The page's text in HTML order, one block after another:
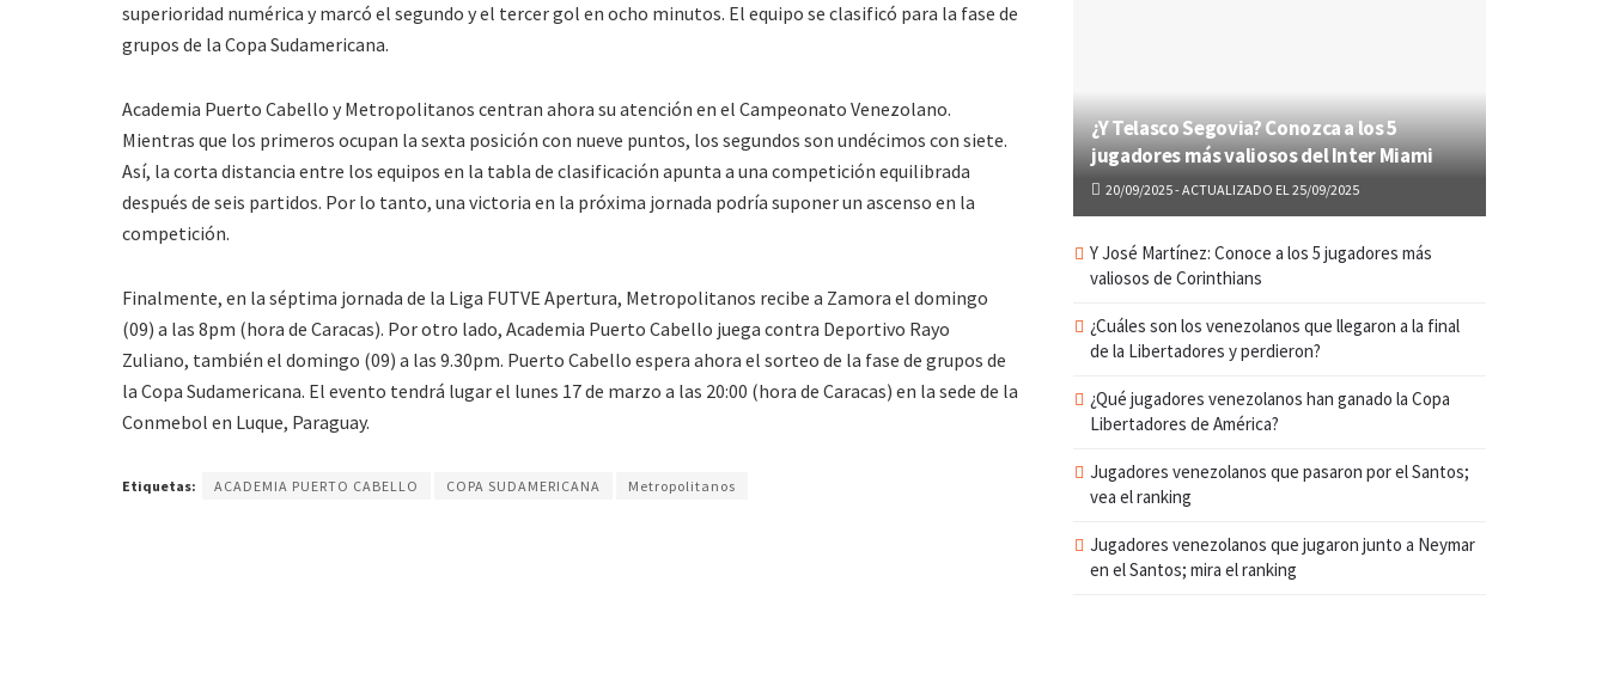
superioridad numérica y marcó el segundo y el tercer gol en ocho minutos. El equipo se clasificó para la fase de
grupos de la Copa Sudamericana.
Academia Puerto Cabello y Metropolitanos centran ahora su atención en el Campeonato Venezolano.
Mientras que los primeros ocupan la sexta posición con nueve puntos, los segundos son undécimos con siete.
Así, la corta distancia entre los equipos en la tabla de clasificación apunta a una competición equilibrada
después de seis partidos. Por lo tanto, una victoria en la próxima jornada podría suponer un ascenso en la
competición.
Finalmente, en la séptima jornada de la Liga FUTVE Apertura, Metropolitanos recibe a Zamora el domingo
(09) a las 8pm (hora de Caracas). Por otro lado, Academia Puerto Cabello juega contra Deportivo Rayo
Zuliano, también el domingo (09) a las 9.30pm. Puerto Cabello espera ahora el sorteo de la fase de grupos de
la Copa Sudamericana. El evento tendrá lugar el lunes 17 de marzo a las 20:00 (hora de Caracas) en la sede de la
Conmebol en Luque, Paraguay.
Etiquetas: ACADEMIA PUERTO CABELLO COPA SUDAMERICANA Metropolitanos
¿Y Telasco Segovia? Conozca a los 5
jugadores más valiosos del Inter Miami
20/09/2025 - ACTUALIZADO EL 25/09/2025
Y José Martínez: Conoce a los 5 jugadores más
valiosos de Corinthians
¿Cuáles son los venezolanos que llegaron a la final
de la Libertadores y perdieron?
¿Qué jugadores venezolanos han ganado la Copa
Libertadores de América?
Jugadores venezolanos que pasaron por el Santos;
vea el ranking
Jugadores venezolanos que jugaron junto a Neymar
en el Santos; mira el ranking